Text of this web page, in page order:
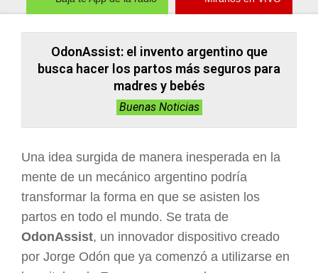
FM
MARÍA
JUANA,
OdonAssist: el invento argentino que
busca hacer los partos más seguros para
madres y bebés
Buenas Noticias
Una idea surgida de manera inesperada en la
mente de un mecánico argentino podría
transformar la forma en que se asisten los
partos en todo el mundo. Se trata de
OdonAssist, un innovador dispositivo creado
por Jorge Odón que ya comenzó a utilizarse en